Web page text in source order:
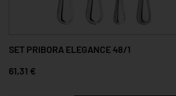
SET PRIBORA ELEGANCE 48/1
61,31 €